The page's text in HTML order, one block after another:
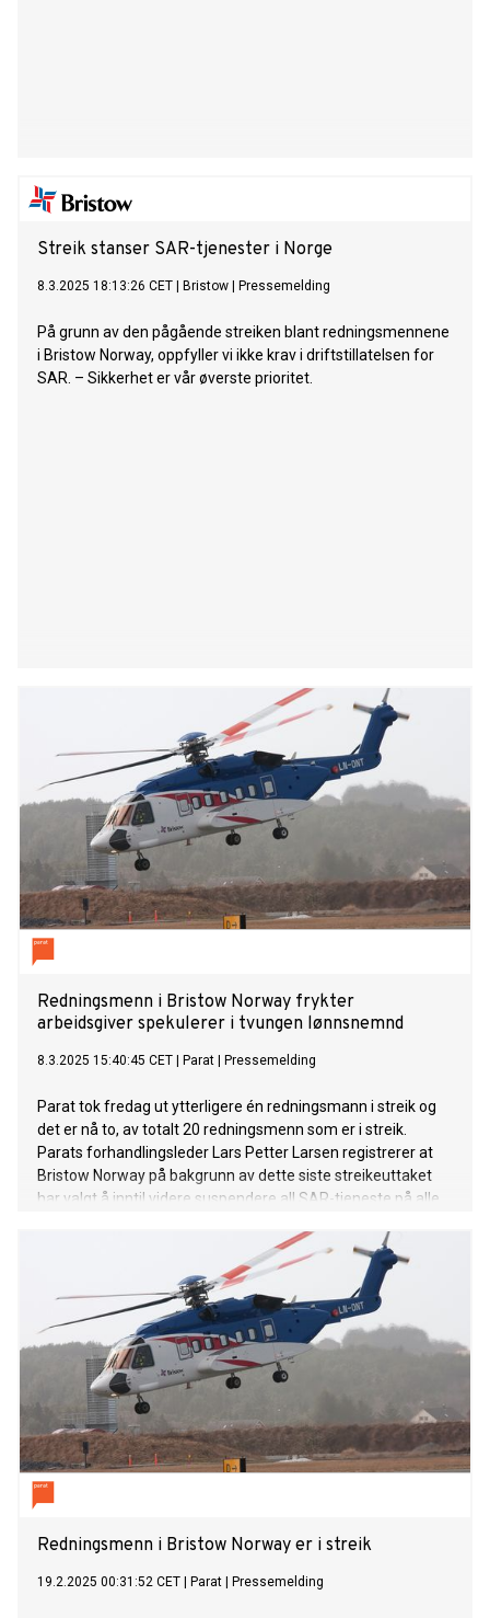
Streik stanser SAR-tjenester i Norge
8.3.2025 18:13:26 CET Bristow Pressemelding
På grunn av den pågående streiken blant redningsmennene
i Bristow Norway, oppfyller vi ikke krav i driftstillatelsen for
SAR. – Sikkerhet er vår øverste prioritet.
Redningsmenn i Bristow Norway frykter
arbeidsgiver spekulerer i tvungen lønnsnemnd
8.3.2025 15:40:45 CET Parat Pressemelding
Parat tok fredag ut ytterligere én redningsmann i streik og
det er nå to, av totalt 20 redningsmenn som er i streik.
Parats forhandlingsleder Lars Petter Larsen registrerer at
Bristow Norway på bakgrunn av dette siste streikeuttaket
har valgt å inntil videre suspendere all SAR-tjeneste på alle
Redningsmenn i Bristow Norway er i streik
19.2.2025 00:31:52 CET Parat Pressemelding